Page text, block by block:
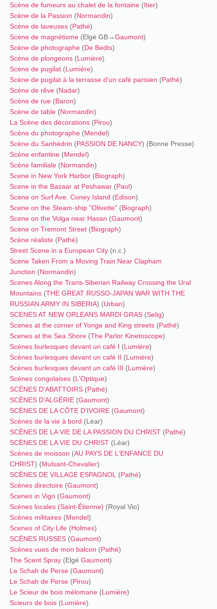
Scène de fumeurs au chalet de la fontaine (Itier)
Scène de la Passion (Normandin)
Scène de laveuses (Pathé)
Scène de magnétisme (Elgé GB→Gaumont)
Scène de photographe (De Bedts)
Scène de plongeons (Lumière)
Scène de pugilat (Lumière)
Scène de pugilat à la terrasse d'un café parisien (Pathé)
Scène de rêve (Nadar)
Scène de rue (Baron)
Scène de table (Normandin)
La Scène des décorations (Pirou)
Scène du photographe (Mendel)
Scène du Sanhédrin (PASSION DE NANCY) (Bonne Presse)
Scène enfantine (Mendel)
Scène familiale (Normandin)
Scene in New York Harbor (Biograph)
Scene in the Bazaar at Peshawar (Paul)
Scene on Surf Ave. Coney Island (Edison)
Scene on the Steam-ship "Olivette" (Biograph)
Scene on the Volga near Hasan (Gaumont)
Scene on Tremont Street (Biograph)
Scène réaliste (Pathé)
Street Scene in a European City (n.c.)
Scene Taken From a Moving Train Near Clapham
Junction (Normandin)
Scenes Along the Trans-Siberian Railway Crossing the Ural
Mountains (THE GREAT RUSSO-JAPAN WAR WITH THE
RUSSIAN ARMY IN SIBERIA) (Urban)
SCENES AT NEW ORLEANS MARDI GRAS (Selig)
Scenes at the corner of Yonge and King streets (Pathé)
Scenes at the Sea Shore (The Parlor Kinetoscope)
Scènes burlesques devant un café I (Lumière)
Scènes burlesques devant un café II (Lumière)
Scènes burlesques devant un café III (Lumière)
Scènes congolaises (L'Optique)
SCÈNES D'ABATTOIRS (Pathé)
SCÈNES D'ALGÉRIE (Gaumont)
SCÈNES DE LA CÔTE D'IVOIRE (Gaumont)
Scènes de la vie à bord (Léar)
SCÈNES DE LA VIE DE LA PASSION DU CHRIST (Pathé)
SCÈNES DE LA VIE DU CHRIST (Léar)
Scènes de moisson (AU PAYS DE L'ENFANCE DU
CHRIST) (Mulsant-Chevalier)
SCÈNES DE VILLAGE ESPAGNOL (Pathé)
Scènes directoire (Gaumont)
Scenes in Vigo (Gaumont)
Scènes locales (Saint-Étienne) (Royal Vio)
Scènes militaires (Mendel)
Scenes of City Life (Holmes)
SCÈNES RUSSES (Gaumont)
Scènes vues de mon balcon (Pathé)
The Scent Spray (Elgé Gaumont)
Le Schah de Perse (Gaumont)
Le Schah de Perse (Pirou)
Le Scieur de bois mélomane (Lumière)
Scieurs de bois (Lumière)